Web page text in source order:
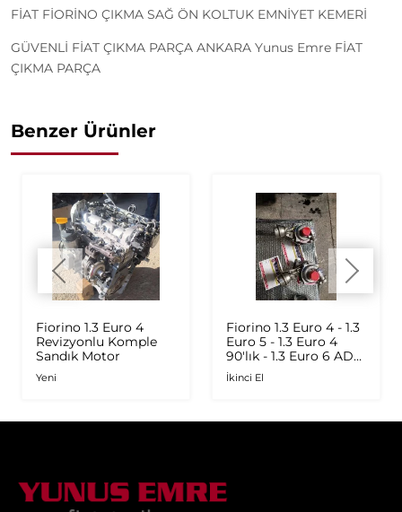
FİAT FİORİNO ÇIKMA SAĞ ÖN KOLTUK EMNİYET KEMERİ
GÜVENLİ FİAT ÇIKMA PARÇA ANKARA Yunus Emre FİAT
ÇIKMA PARÇA
Benzer Ürünler
Fiorino 1.3 Euro 4
Revizyonlu Komple
Sandık Motor
Yeni
Fiorino 1.3 Euro 4 - 1.3
Euro 5 - 1.3 Euro 4
90'lık - 1.3 Euro 6 AD
Plus 1.6 Multijet - 1.9
JTD Orijinal Turbo
İkinci El